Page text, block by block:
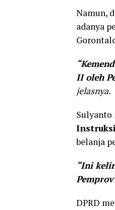
Namun,
adanya
II oleh
jelasnya.
Sulyanto
belanja
“Ini
DPRD